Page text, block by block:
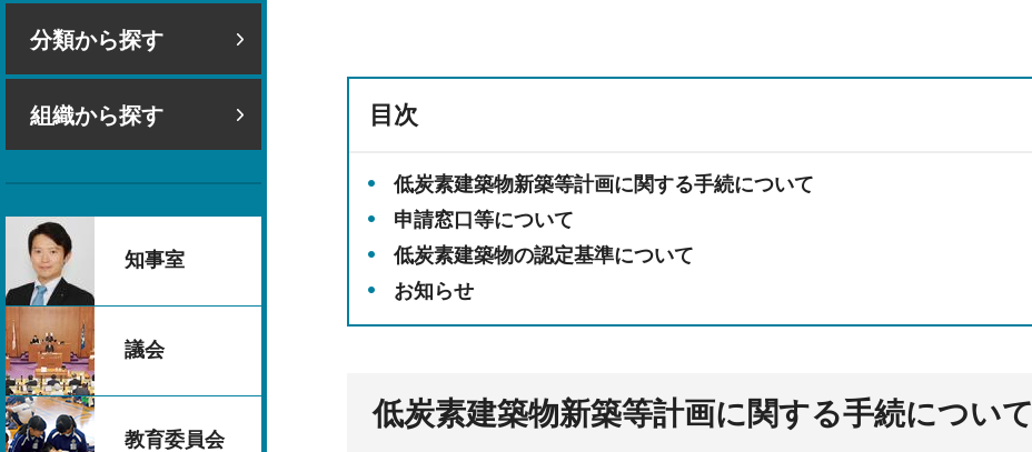
分類から探す
組織から探す
知事室
議会
教育委員会
目次
低炭素建築物新築等計画に関する手続について
申請窓口等について
低炭素建築物の認定基準について
お知らせ
低炭素建築物新築等計画に関する手続について